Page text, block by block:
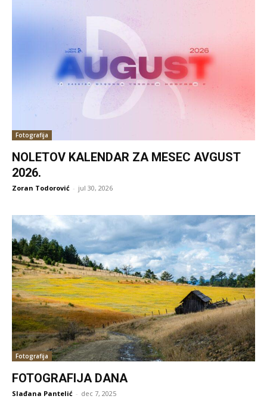
Fotografija
NOLETOV KALENDAR ZA MESEC AVGUST
2026.
Zoran Todorović - jul 30, 2026
Fotografija
FOTOGRAFIJA DANA
Slađana Pantelić - dec 7, 2025